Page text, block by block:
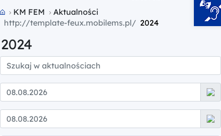
Przejdź do strony głównej portalu
KM FEM
Aktualności
2024
2024